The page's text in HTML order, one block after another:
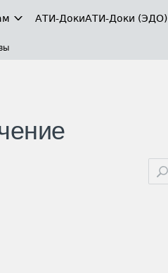
АТИ-ДокиАТИ-Доки (ЭДО)